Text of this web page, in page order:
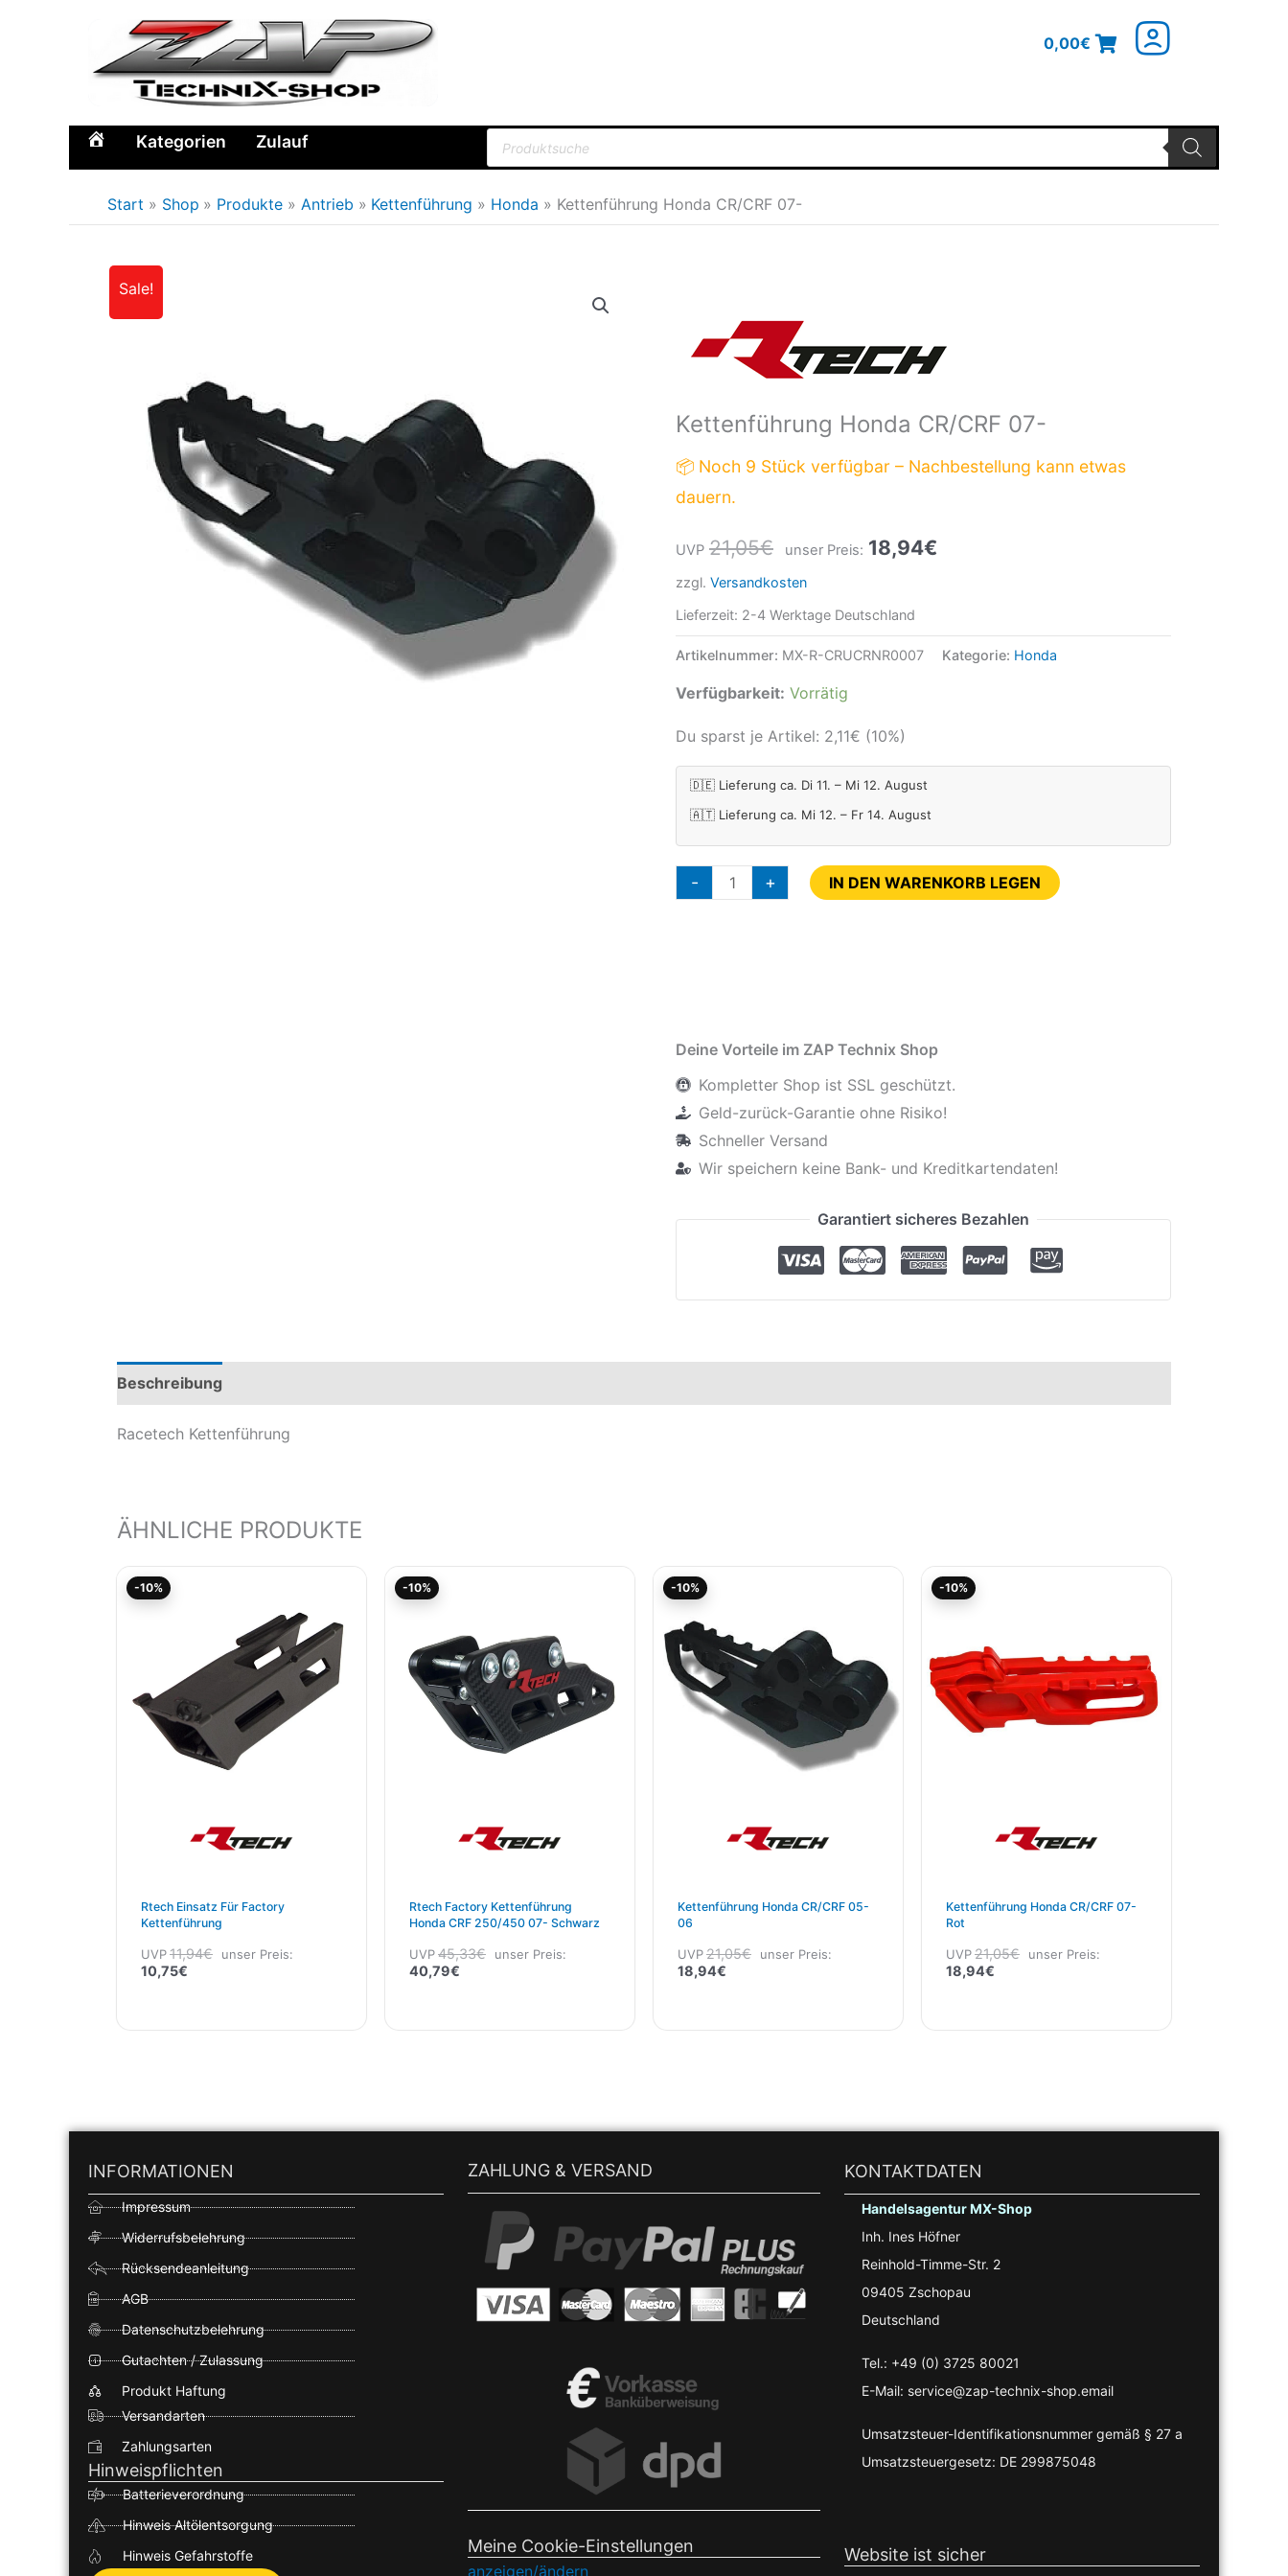
0,00€
Home Kategorien Zulauf
Products
search
Start Shop Produkte Antrieb Kettenführung Honda Kettenführung Honda CR/CRF 07-
Sale!
Kettenführung Honda CR/CRF 07-
📦 Noch 9 Stück verfügbar – Nachbestellung kann etwas
dauern.
UVP 21,05€
Preis
war:
unser Preis: 18,94€
ist:
zzgl. Versandkosten
Lieferzeit: 2-4 Werktage Deutschland
Artikelnummer: MX-R-CRUCRNR0007 Kategorie: Honda
Verfügbarkeit: Vorrätig
Du sparst je Artikel: 2,11€ (10%)
🇩🇪 Lieferung ca. Di 11. – Mi 12. August
🇦🇹 Lieferung ca. Mi 12. – Fr 14. August
-
CR/CRF
+ IN DEN WARENKORB LEGEN
Deine Vorteile im ZAP Technix Shop
Kompletter Shop ist SSL geschützt.
Geld-zurück-Garantie ohne Risiko!
Schneller Versand
Wir speichern keine Bank- und Kreditkartendaten!
Garantiert sicheres Bezahlen
Beschreibung
Racetech Kettenführung
ÄHNLICHE PRODUKTE
-10%
Rtech Einsatz Für Factory
Kettenführung
UVP11,94€
11,94€
unser Preis:
10,75€
-10%
Rtech Factory Kettenführung
Honda CRF 250/450 07- Schwarz
UVP45,33€ unser Preis:
40,79€
-10%
Kettenführung Honda CR/CRF 05-
06
UVP21,05€ unser Preis:
18,94€
-10%
Kettenführung Honda CR/CRF 07-
Rot
UVP21,05€ unser Preis:
18,94€
INFORMATIONEN
Impressum
Widerrufsbelehrung
Rücksendeanleitung
AGB
Datenschutzbelehrung
Gutachten / Zulassung
Produkt Haftung
Versandarten
Zahlungsarten
Hinweispflichten
Batterieverordnung
Hinweis Altölentsorgung
Hinweis Gefahrstoffe
ZAHLUNG & VERSAND
Meine Cookie-Einstellungen
anzeigen/ändern
KONTAKTDATEN
Handelsagentur MX-Shop
Inh. Ines Höfner
Reinhold-Timme-Str. 2
09405 Zschopau
Deutschland
Tel.: +49 (0) 3725 80021
E-Mail: service@zap-technix-shop.email
Umsatzsteuer-Identifikationsnummer gemäß § 27 a
Umsatzsteuergesetz: DE 299875048
Website ist sicher